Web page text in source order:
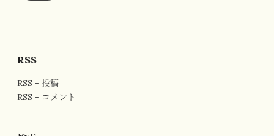
RSS
RSS - 投稿
RSS - コメント